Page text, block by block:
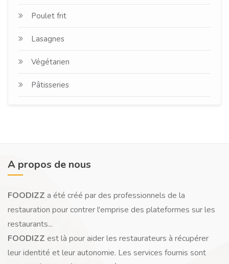
Poulet frit
Lasagnes
Végétarien
Pâtisseries
A propos de nous
FOODIZZ a été créé par des professionnels de la
restauration pour contrer l'emprise des plateformes sur les
restaurants...
FOODIZZ est là pour aider les restaurateurs à récupérer
leur identité et leur autonomie. Les services fournis sont